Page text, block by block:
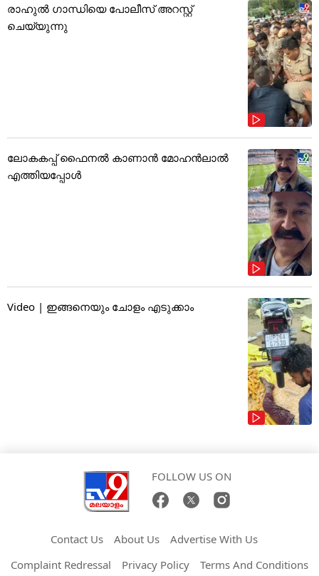
രാഹുൽ ഗാന്ധിയെ പോലീസ് അറസ്റ്റ്
ചെയ്യുന്നു
ലോകകപ്പ് ഫൈനൽ കാണാൻ മോഹൻലാൽ
എത്തിയപ്പോൾ
Video | ഇങ്ങനെയും ചോളം എടുക്കാം
FOLLOW US ON
Contact Us About Us
Advertise With Us
Complaint Redressal
Privacy Policy Terms And Conditions